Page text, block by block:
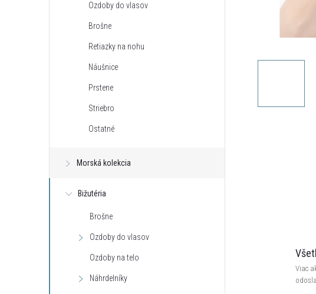
Ozdoby do vlasov
Brošne
Retiazky na nohu
Náušnice
Prstene
Striebro
Ostatné
Morská kolekcia
Bižutéria
Brošne
Ozdoby do vlasov
Ozdoby na telo
Náhrdelníky
Viac